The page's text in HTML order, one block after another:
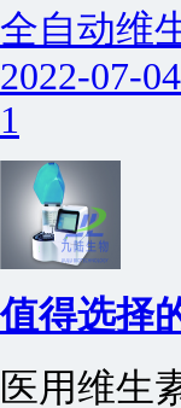
全自动维
2022-07-
1
值得选择
医用维生